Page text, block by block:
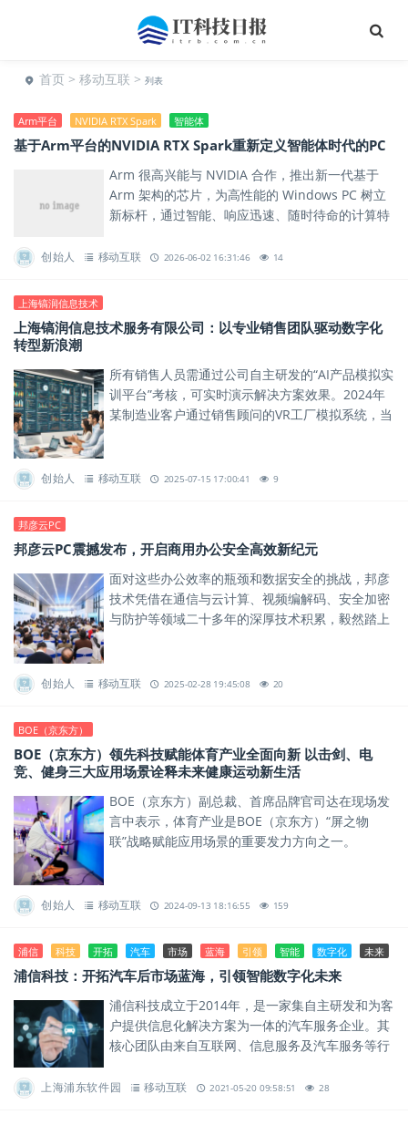
首页 > 移动互联 > 列表
Arm平台 NVIDIA RTX Spark 智能体
基于Arm平台的NVIDIA RTX Spark重新定义智能体时代的PC
Arm 很高兴能与 NVIDIA 合作，推出新一代基于
Arm 架构的芯片，为高性能的 Windows PC 树立
新标杆，通过智能、响应迅速、随时待命的计算特
创始人 移动互联 2026-06-02 16:31:46 14
上海镐润信息技术
上海镐润信息技术服务有限公司：以专业销售团队驱动数字化
转型新浪潮
所有销售人员需通过公司自主研发的“AI产品模拟实
训平台”考核，可实时演示解决方案效果。2024年
某制造业客户通过销售顾问的VR工厂模拟系统，当
创始人 移动互联 2025-07-15 17:00:41 9
邦彦云PC
邦彦云PC震撼发布，开启商用办公安全高效新纪元
面对这些办公效率的瓶颈和数据安全的挑战，邦彦
技术凭借在通信与云计算、视频编解码、安全加密
与防护等领域二十多年的深厚技术积累，毅然踏上
创始人 移动互联 2025-02-28 19:45:08 20
BOE（京东方）
BOE（京东方）领先科技赋能体育产业全面向新 以击剑、电
竞、健身三大应用场景诠释未来健康运动新生活
BOE（京东方）副总裁、首席品牌官司达在现场发
言中表示，体育产业是BOE（京东方）“屏之物
联”战略赋能应用场景的重要发力方向之一。
创始人 移动互联 2024-09-13 18:16:55 159
浦信 科技 开拓 汽车 市场 蓝海 引领 智能 数字化 未来
浦信科技：开拓汽车后市场蓝海，引领智能数字化未来
浦信科技成立于2014年，是一家集自主研发和为客
户提供信息化解决方案为一体的汽车服务企业。其
核心团队由来自互联网、信息服务及汽车服务等行
自主知识产权。
上海浦东软件园 移动互联 2021-05-20 09:58:51 28